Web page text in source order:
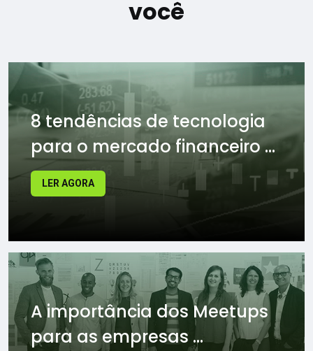
você
8 tendências de tecnologia
para o mercado financeiro ...
LER AGORA
A importância dos Meetups
para as empresas ...